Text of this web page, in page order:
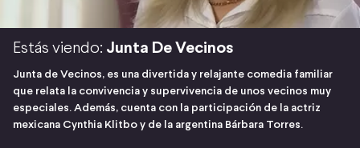
Estás viendo: Junta De Vecinos
Junta de Vecinos, es una divertida y relajante comedia familiar
que relata la convivencia y supervivencia de unos vecinos muy
especiales. Además, cuenta con la participación de la actriz
mexicana Cynthia Klitbo y de la argentina Bárbara Torres.